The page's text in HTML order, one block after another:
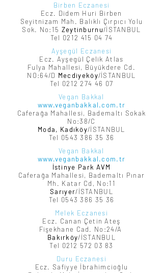
Birben Eczanesi
Ecz. Didem Huri Birben
Seyitnizam Mah. Balıklı Çırpıcı Yolu
Sok. No:15 Zeytinburnu/İSTANBUL
Tel 0212 415 04 74
Ayşegül Eczanesi
Ecz. Ayşegül Çelik Atlas
Fulya Mahallesi, Büyükdere Cd.
NO:64/D Mecdiyeköy/İSTANBUL
Tel 0212 274 46 07
Vegan Bakkal
www.veganbakkal.com.tr
Caferağa Mahallesi, Bademaltı Sokak
No:38/C
Moda, Kadıköy/İSTANBUL
Tel 0543 386 35 36
Vegan Bakkal
www.veganbakkal.com.tr
İstinye Park AVM
Caferağa Mahallesi, Bademaltı Pınar
Mh. Katar Cd, No:11
Sarıyer/İSTANBUL
Tel 0543 386 35 36
Melek Eczanesi
Ecz. Canan Çetin Ateş
Fişekhane Cad. No:24/A
Bakırköy/İSTANBUL
Tel 0212 572 03 83
Duru Eczanesi
Ecz. Safiyye İbrahimcioğlu